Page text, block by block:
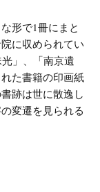
形で1冊にまと
に収められてい
」、「南京遺
た書籍の印画紙
跡は世に散逸し
変遷を見られる